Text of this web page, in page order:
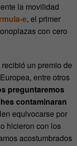
la movilidad
e, el primer
con cero
un premio de
entre otros
preguntaremos
contaminaran
equivocarse por
hicieron con los
acostumbrados